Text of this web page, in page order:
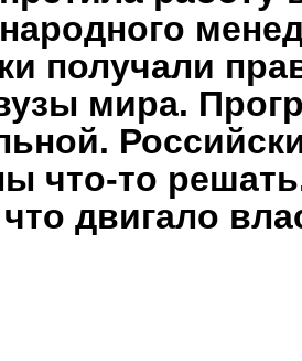
получали
мира.
что-то
двигало